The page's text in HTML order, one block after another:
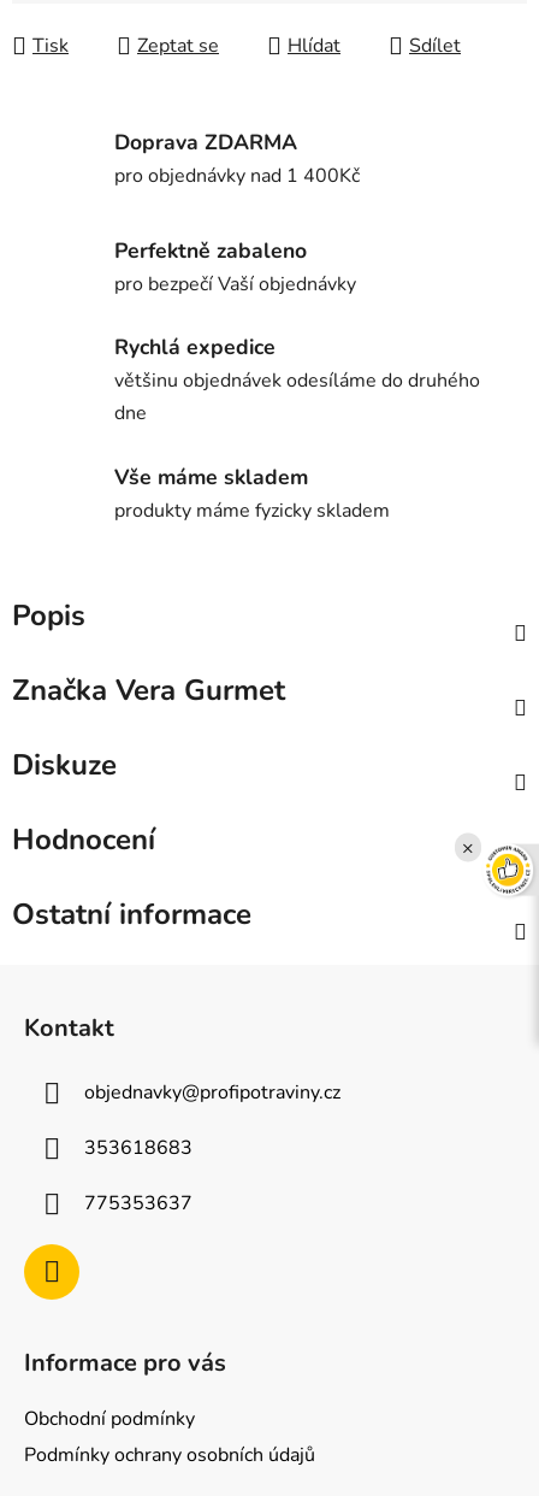
×
Tisk Zeptat se Hlídat Sdílet
Doprava ZDARMA
pro objednávky nad 1 400Kč
Perfektně zabaleno
pro bezpečí Vaší objednávky
Rychlá expedice
většinu objednávek odesíláme do druhého
dne
Vše máme skladem
produkty máme fyzicky skladem
Popis
Značka Vera Gurmet
Diskuze
Hodnocení
Ostatní informace
Kontakt
objednavky@profipotraviny.cz
353618683
775353637
Informace pro vás
Obchodní podmínky
Podmínky ochrany osobních údajů